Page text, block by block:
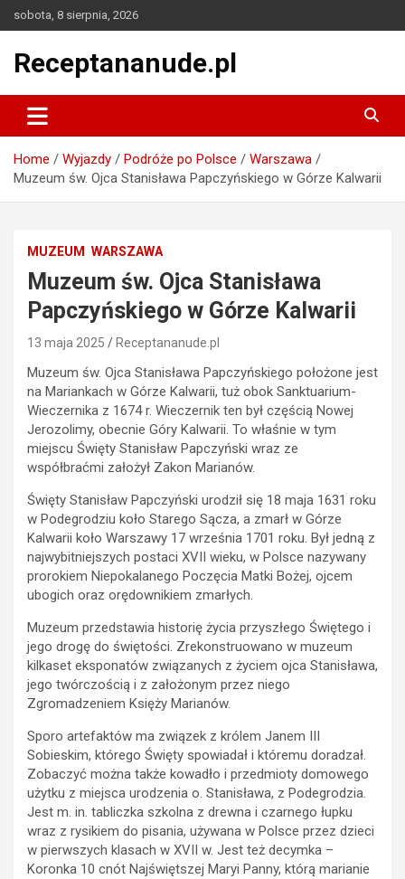
to
sobota, 8 sierpnia, 2026
Receptananude.pl
Home Wyjazdy Podróże po Polsce
Warszawa
Muzeum św. Ojca Stanisława Papczyńskiego w Górze Kalwarii
MUZEUM WARSZAWA
Muzeum św. Ojca Stanisława
Papczyńskiego w Górze Kalwarii
13 maja 2025 Receptananude.pl
Muzeum św. Ojca Stanisława Papczyńskiego położone jest
na Mariankach w Górze Kalwarii, tuż obok Sanktuarium-
Wieczernika z 1674 r. Wieczernik ten był częścią Nowej
Jerozolimy, obecnie Góry Kalwarii. To właśnie w tym
miejscu Święty Stanisław Papczyński wraz ze
współbraćmi założył Zakon Marianów.
Święty Stanisław Papczyński urodził się 18 maja 1631 roku
w Podegrodziu koło Starego Sącza, a zmarł w Górze
Kalwarii koło Warszawy 17 września 1701 roku. Był jedną z
najwybitniejszych postaci XVII wieku, w Polsce nazywany
prorokiem Niepokalanego Poczęcia Matki Bożej, ojcem
ubogich oraz orędownikiem zmarłych.
Muzeum przedstawia historię życia przyszłego Świętego i
jego drogę do świętości. Zrekonstruowano w muzeum
kilkaset eksponatów związanych z życiem ojca Stanisława,
jego twórczością i z założonym przez niego
Zgromadzeniem Księży Marianów.
Sporo artefaktów ma związek z królem Janem III
Sobieskim, którego Święty spowiadał i któremu doradzał.
Zobaczyć można także kowadło i przedmioty domowego
użytku z miejsca urodzenia o. Stanisława, z Podegrodzia.
Jest m. in. tabliczka szkolna z drewna i czarnego łupku
wraz z rysikiem do pisania, używana w Polsce przez dzieci
w pierwszych klasach w XVII w. Jest też decymka –
Koronka 10 cnót Najświętszej Maryi Panny, którą marianie